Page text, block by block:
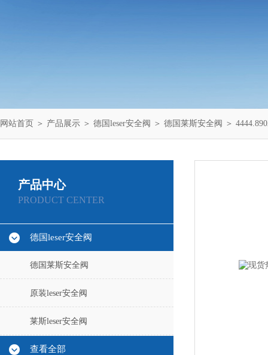
网站首页 ＞ 产品展示 ＞ 德国leser安全阀 ＞ 德国莱斯安全阀 ＞
产品中心
PRODUCT CENTER
德国leser安全阀
德国莱斯安全阀
原装leser安全阀
莱斯leser安全阀
查看全部